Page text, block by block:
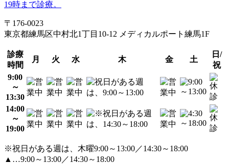
〒176-0023
東京都練馬区中村北1丁目10-12 メディカルポート練馬1F
診療
時間
月 火 水 木 金 土
日/
祝
9:00
～
13:30
14:00
～
19:00
※祝日がある週は、木曜9:00～13:00／14:30～18:00
▲…9:00～13:00／14:30～18:00